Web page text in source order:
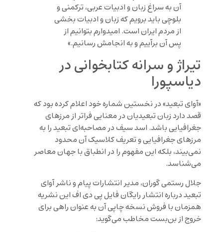
آن به سراغ زبان و ادبیات عربی، ترکمنی و
بلوچی باید برویم که زبان و ادبیات بخشی
از مردم ایران است. امیدوارم بتوانیم از
پس آن برآییم و به انجامش رسانیم.»
تیراژ و سرانه کتابخوانی در
دیاسپورا
«آوای تبعید» در نخستین شماره خود اعلام کرده بود که
قصد دارد زبان تبعیدیان در معنایی فراتر از مرزهای
جغرافیایی باشد. اسد سیف در مصاحبه‌ای تبعید را به
مرزهای جغرافیایی و تعریف کلاسیک آن محدود
نمی‌بیند، بلکه این مفهوم را در انطباق با جهان معاصر
می‌شناسد.
جلال رستمی گوران، مدیر انتشارات پیام و ناشر آوای
تبعید درباره انتشار رایگان فایل پی دی اف این نشریه
همزمان با فروش نسخه چاپی آن به عنوان راهی برای
خروج از بن‌بست مخاطب می‌گوید: